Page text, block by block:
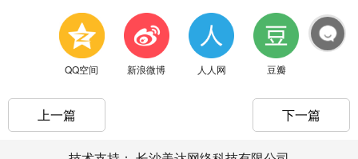
QQ空间 新浪微博 人人网 豆瓣
上一篇 下一篇